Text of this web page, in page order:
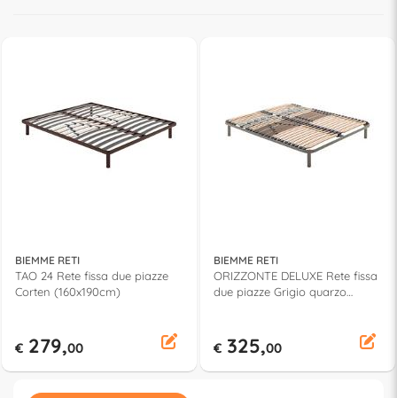
BIEMME RETI
TAO 24 Rete fissa due piazze
Corten (160x190cm)
€ 279,00
BIEMME RETI
ORIZZONTE DELUXE Rete fissa
due piazze Grigio quarzo
€ 325,00